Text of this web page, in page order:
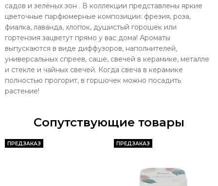
садов и зелёных зон . В коллекции представлены яркие
цветочные парфюмерные композиции: фрезия, роза,
фиалка, лаванда, хлопок, душистый горошек или
гортензия зацветут прямо у вас дома! Ароматы
выпускаются в виде диффузоров, наполнителей,
универсальных спреев, саше, свечей в керамике, металле
и стекле и чайных свечей. Когда свеча в керамике
полностью прогорит, в горшочек можно посадить
растение!
Сопутствующие товары
ПРЕДЗАКАЗ ПРЕДЗАКАЗ